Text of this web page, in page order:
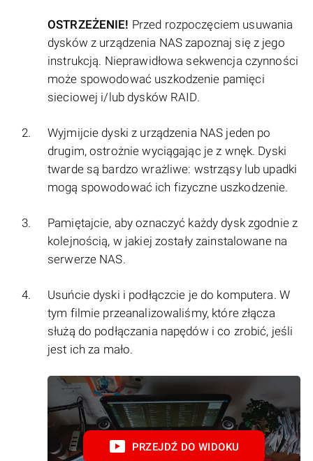
OSTRZEŻENIE! Przed rozpoczęciem usuwania
dysków z urządzenia NAS zapoznaj się z jego
instrukcją. Nieprawidłowa sekwencja czynności
może spowodować uszkodzenie pamięci
sieciowej i/lub dysków RAID.
Wyjmijcie dyski z urządzenia NAS jeden po
drugim, ostrożnie wyciągając je z wnęk. Dyski
twarde są bardzo wrażliwe: wstrząsy lub upadki
mogą spowodować ich fizyczne uszkodzenie.
Pamiętajcie, aby oznaczyć każdy dysk zgodnie z
kolejnością, w jakiej zostały zainstalowane na
serwerze NAS.
Usuńcie dyski i podłączcie je do komputera. W
tym filmie przeanalizowaliśmy, które złącza
służą do podłączania napędów i co zrobić, jeśli
jest ich za mało.
PRZEJDŹ DO WIDOKU